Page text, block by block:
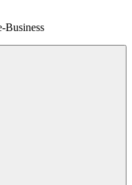
Business